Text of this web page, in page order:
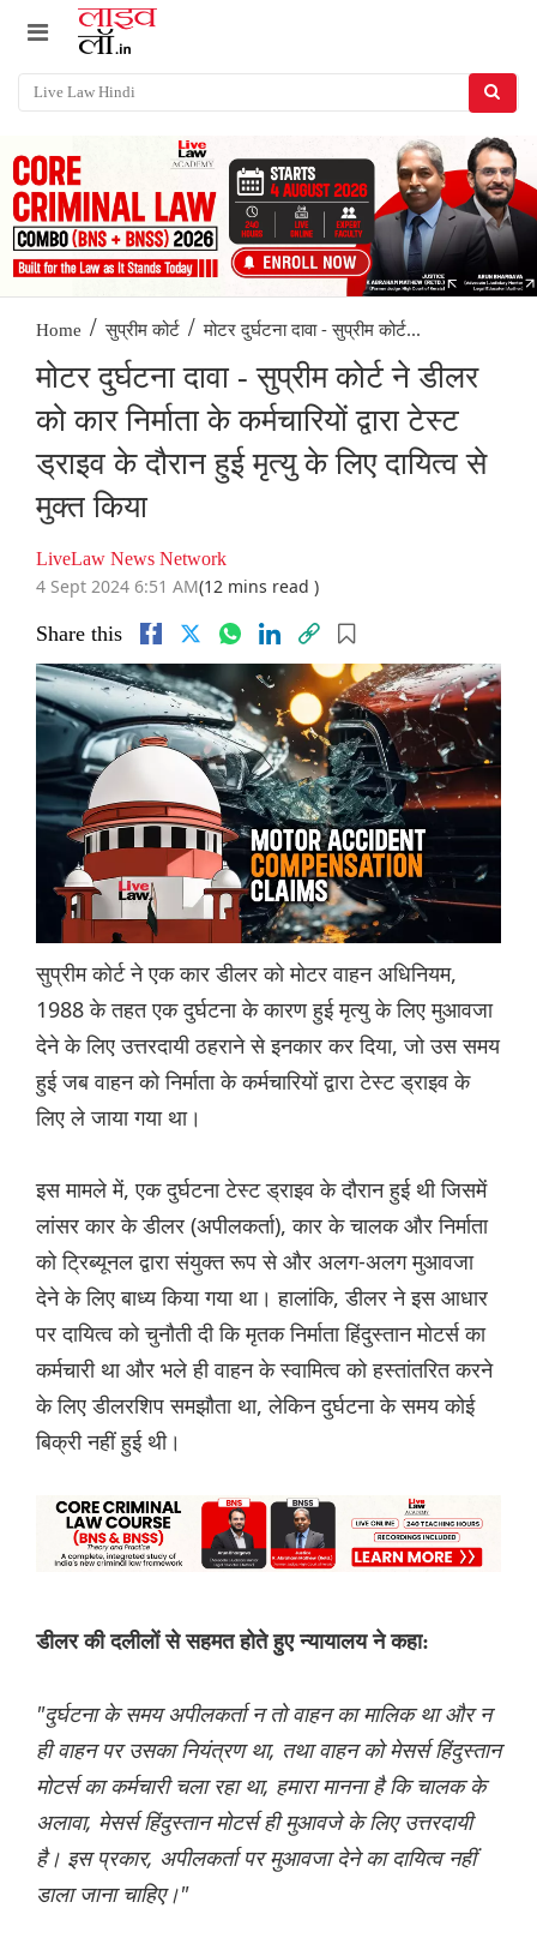
Home / सुप्रीम कोर्ट / मोटर दुर्घटना दावा - सुप्रीम कोर्ट...
मोटर दुर्घटना दावा - सुप्रीम कोर्ट ने डीलर
को कार निर्माता के कर्मचारियों द्वारा टेस्ट
ड्राइव के दौरान हुई मृत्यु के लिए दायित्व से
मुक्त किया
LiveLaw News Network
4 Sept 2024 6:51 AM(12 mins read )
Share this
सुप्रीम कोर्ट ने एक कार डीलर को मोटर वाहन अधिनियम,
1988 के तहत एक दुर्घटना के कारण हुई मृत्यु के लिए मुआवजा
देने के लिए उत्तरदायी ठहराने से इनकार कर दिया, जो उस समय
हुई जब वाहन को निर्माता के कर्मचारियों द्वारा टेस्ट ड्राइव के
लिए ले जाया गया था।
इस मामले में, एक दुर्घटना टेस्ट ड्राइव के दौरान हुई थी जिसमें
लांसर कार के डीलर (अपीलकर्ता), कार के चालक और निर्माता
को ट्रिब्यूनल द्वारा संयुक्त रूप से और अलग-अलग मुआवजा
देने के लिए बाध्य किया गया था। हालांकि, डीलर ने इस आधार
पर दायित्व को चुनौती दी कि मृतक निर्माता हिंदुस्तान मोटर्स का
कर्मचारी था और भले ही वाहन के स्वामित्व को हस्तांतरित करने
के लिए डीलरशिप समझौता था, लेकिन दुर्घटना के समय कोई
बिक्री नहीं हुई थी।
डीलर की दलीलों से सहमत होते हुए न्यायालय ने कहा:
"दुर्घटना के समय अपीलकर्ता न तो वाहन का मालिक था और न
ही वाहन पर उसका नियंत्रण था, तथा वाहन को मेसर्स हिंदुस्तान
मोटर्स का कर्मचारी चला रहा था, हमारा मानना ​​है कि चालक के
अलावा, मेसर्स हिंदुस्तान मोटर्स ही मुआवजे के लिए उत्तरदायी
है। इस प्रकार, अपीलकर्ता पर मुआवजा देने का दायित्व नहीं
डाला जाना चाहिए।"